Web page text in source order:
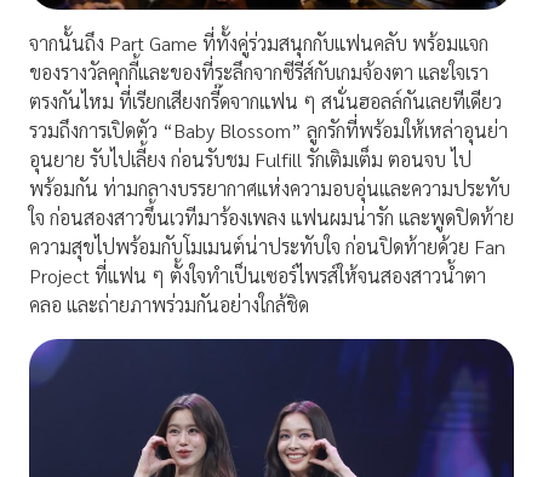
จากนั้นถึง Part Game ที่ทั้งคู่ร่วมสนุกกับแฟนคลับ พร้อมแจก
ของรางวัลคุกกี้และของที่ระลึกจากซีรีส์กับเกมจ้องตา และใจเรา
ตรงกันไหม ที่เรียกเสียงกรี๊ดจากแฟน ๆ สนั่นฮอลล์กันเลยทีเดียว
รวมถึงการเปิดตัว “Baby Blossom” ลูกรักที่พร้อมให้เหล่าอุนย่า
อุนยาย รับไปเลี้ยง ก่อนรับชม Fulfill รักเติมเต็ม ตอนจบ ไป
พร้อมกัน ท่ามกลางบรรยากาศแห่งความอบอุ่นและความประทับ
ใจ ก่อนสองสาวขึ้นเวทีมาร้องเพลง แฟนผมน่ารัก และพูดปิดท้าย
ความสุขไปพร้อมกับโมเมนต์น่าประทับใจ ก่อนปิดท้ายด้วย Fan
Project ที่แฟน ๆ ตั้งใจทำเป็นเซอร์ไพรส์ให้จนสองสาวน้ำตา
คลอ และถ่ายภาพร่วมกันอย่างใกล้ชิด